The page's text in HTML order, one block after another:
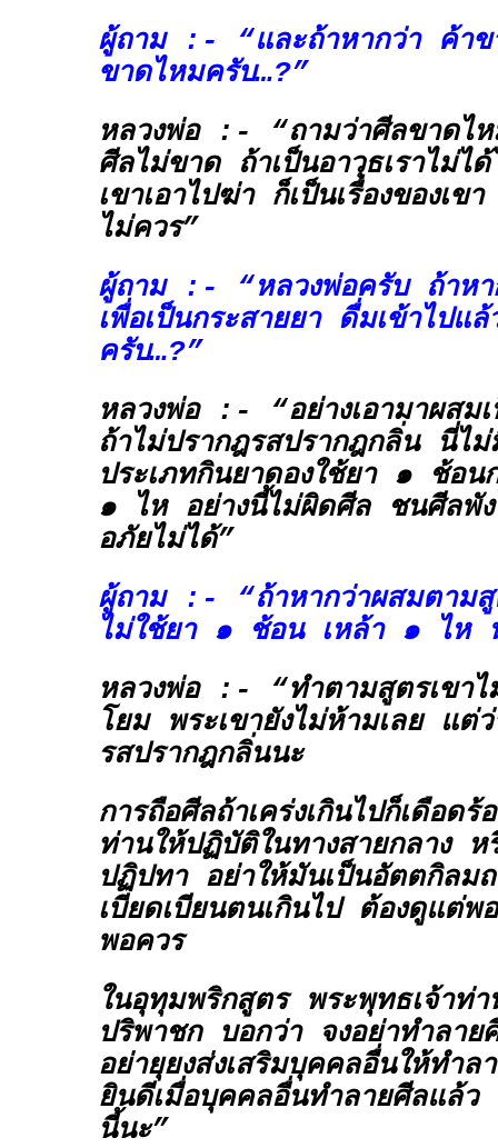
ผู้ถาม :- “และถ้าหากว่า ค้าข
ขาดไหมครับ…?”
หลวงพ่อ :- “ถามว่าศีลขาดไ
ศีลไม่ขาด ถ้าเป็นอาวุธเราไม่ไ
เขาเอาไปฆ่า ก็เป็นเรื่องของเข
ไม่ควร”
ผู้ถาม :- “หลวงพ่อครับ ถ้าหาก
เพื่อเป็นกระสายยา ดื่มเข้าไปแ
ครับ…?”
หลวงพ่อ :- “อย่างเอามาผสมเ
ถ้าไม่ปรากฎรสปรากฎกลิ่น นี่ไ
ประเภทกินยาดองใช้ยา ๑ ช้อน
๑ ไห อย่างนี้ไม่ผิดศีล ชนศีลพัง
อภัยไม่ได้”
ผู้ถาม :- “ถ้าหากว่าผสมตามสู
ไม่ใช้ยา ๑ ช้อน เหล้า ๑ ไห
หลวงพ่อ :- “ทำตามสูตรเขาไ
โยม พระเขายังไม่ห้ามเลย แต่
รสปรากฎกลิ่นนะ
การถือศีลถ้าเคร่งเกินไปก็เดือด
ท่านให้ปฏิบัติในทางสายกลาง
ปฏิปทา อย่าให้มันเป็นอัตตกิลม
เบียดเบียนตนเกินไป ต้องดูแต่พ
พอควร
ในอุทุมพริกสูตร พระพุทธเจ้าท่
ปริพาชก บอกว่า
จงอย่าทำลาย
อย่ายุยงส่งเสริมบุคคลอื่นให้ทำล
ยินดีเมื่อบุคคลอื่นทำลายศีลแล้ว
นี้นะ”